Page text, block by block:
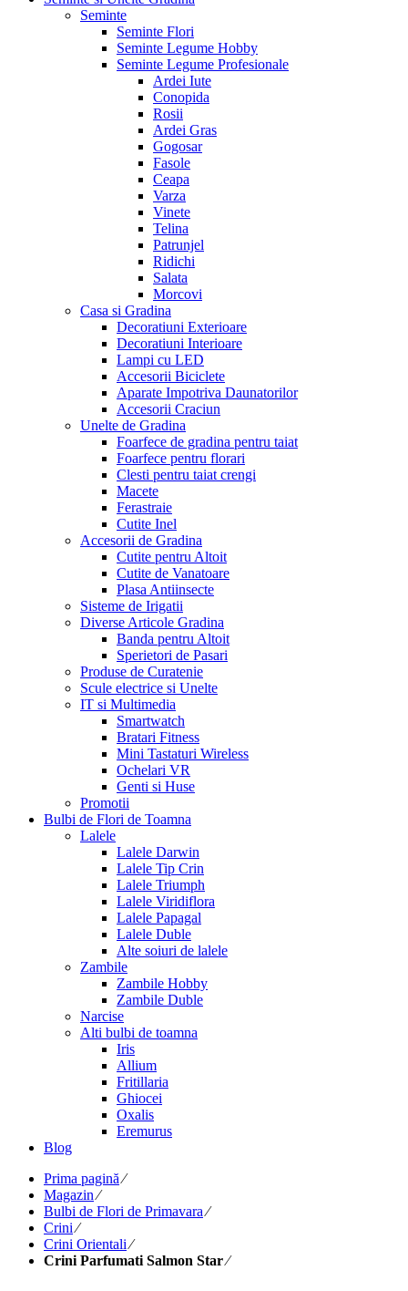
Seminte
Seminte Flori
Seminte Legume Hobby
Seminte Legume Profesionale
Ardei Iute
Conopida
Rosii
Ardei Gras
Gogosar
Fasole
Ceapa
Varza
Vinete
Telina
Patrunjel
Ridichi
Salata
Morcovi
Casa si Gradina
Decoratiuni Exterioare
Decoratiuni Interioare
Lampi cu LED
Accesorii Biciclete
Aparate Impotriva Daunatorilor
Accesorii Craciun
Unelte de Gradina
Foarfece de gradina pentru taiat
Foarfece pentru florari
Clesti pentru taiat crengi
Macete
Ferastraie
Cutite Inel
Accesorii de Gradina
Cutite pentru Altoit
Cutite de Vanatoare
Plasa Antiinsecte
Sisteme de Irigatii
Diverse Articole Gradina
Banda pentru Altoit
Sperietori de Pasari
Produse de Curatenie
Scule electrice si Unelte
IT si Multimedia
Smartwatch
Bratari Fitness
Mini Tastaturi Wireless
Ochelari VR
Genti si Huse
Promotii
Bulbi de Flori de Toamna
Lalele
Lalele Darwin
Lalele Tip Crin
Lalele Triumph
Lalele Viridiflora
Lalele Papagal
Lalele Duble
Alte soiuri de lalele
Zambile
Zambile Hobby
Zambile Duble
Narcise
Alti bulbi de toamna
Iris
Allium
Fritillaria
Ghiocei
Oxalis
Eremurus
Blog
Prima pagină⁄
Magazin ⁄
Bulbi de Flori de Primavara⁄
Crini⁄
Crini Orientali⁄
Crini Parfumati Salmon Star⁄